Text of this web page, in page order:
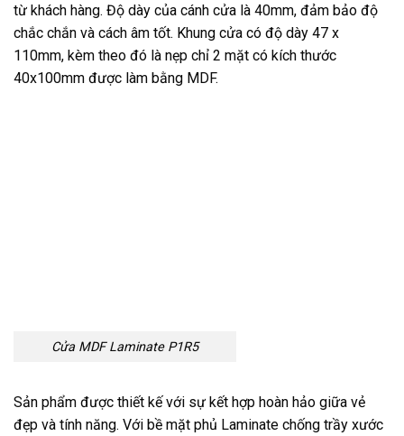
từ khách hàng. Độ dày của cánh cửa là 40mm, đảm bảo độ
chắc chắn và cách âm tốt. Khung cửa có độ dày 47 x
110mm, kèm theo đó là nẹp chỉ 2 mặt có kích thước
40x100mm được làm bằng MDF.
Cửa MDF Laminate P1R5
Sản phẩm được thiết kế với sự kết hợp hoàn hảo giữa vẻ
đẹp và tính năng. Với bề mặt phủ Laminate chống trầy xước